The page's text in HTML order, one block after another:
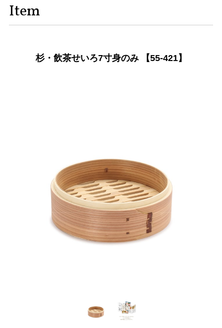
Item
杉・飲茶せいろ7寸身のみ 【55-421】